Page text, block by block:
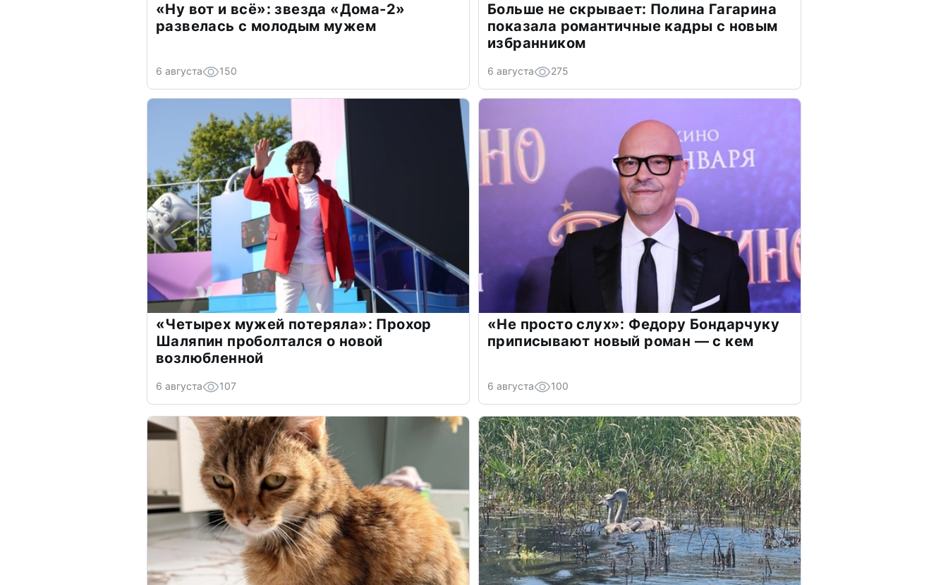
«Ну вот и всё»: звезда «Дома-2»
развелась с молодым мужем
6 августа 150
Больше не скрывает: Полина Гагарина
показала романтичные кадры с новым
избранником
6 августа 275
«Четырех мужей потеряла»: Прохор
Шаляпин проболтался о новой
возлюбленной
6 августа 107
«Не просто слух»: Федору Бондарчуку
приписывают новый роман — с кем
6 августа 100